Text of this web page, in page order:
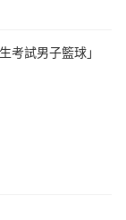
考試男子籃球」